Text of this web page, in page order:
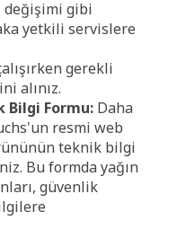
değişimi gibi
yetkili servislere
gerekli
alınız.
Bilgi Formu: Daha
resmi web
teknik bilgi
Bu formda yağın
güvenlik